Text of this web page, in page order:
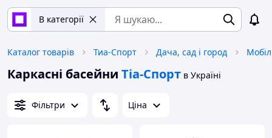
В категорії
Каталог товарів Тиа-Спорт Дача, сад і город
Каркасні басейни Тіа-Спорт в Україні
Фільтри Ціна